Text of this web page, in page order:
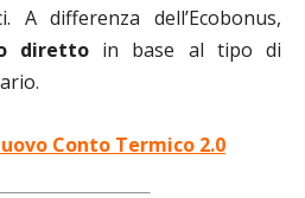
A differenza dell’Ecobonus,
direttoin base al tipo di
Conto Termico 2.0